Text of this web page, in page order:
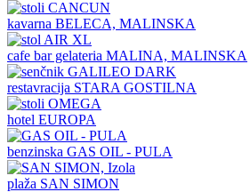
kavarna BELECA, MALINSKA
cafe bar gelateria MALINA, MALINSKA
restavracija STARA GOSTILNA
hotel EUROPA
benzinska GAS OIL - PULA
plaža SAN SIMON